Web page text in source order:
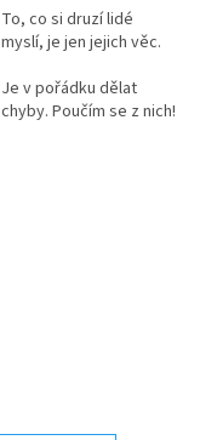
To, co si druzí lidé
myslí, je jen jejich věc.
Je v pořádku dělat
chyby. Poučím se z nich!